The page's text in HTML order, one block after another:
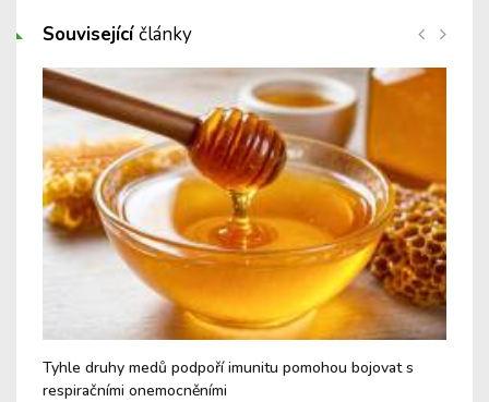
Souvisejícíčlánky
Tyhle druhy medů podpoří imunitu pomohou bojovat s
respiračními onemocněními